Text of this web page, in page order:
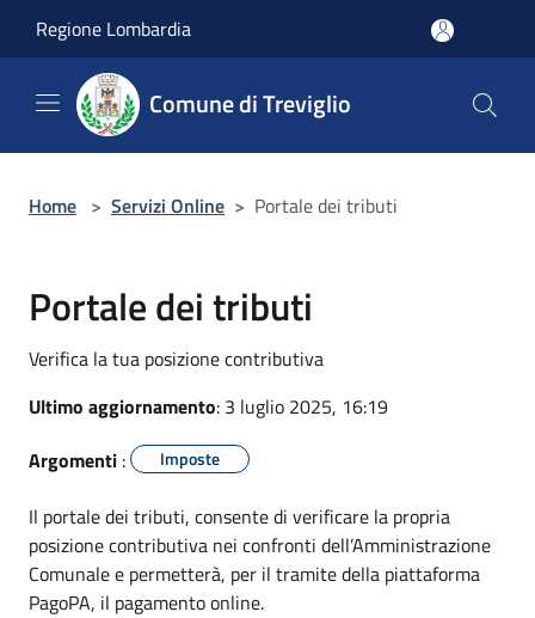
Regione Lombardia
Comune di Treviglio
Home > Servizi Online > Portale dei tributi
Portale dei tributi
Verifica la tua posizione contributiva
Ultimo aggiornamento: 3 luglio 2025, 16:19
Argomenti : Imposte
Il portale dei tributi, consente di verificare la propria
posizione contributiva nei confronti dell’Amministrazione
Comunale e permetterà, per il tramite della piattaforma
PagoPA, il pagamento online.